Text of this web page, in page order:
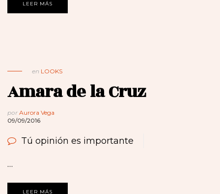
LEER MÁS
en LOOKS
Amara de la Cruz
por Aurora Vega
09/09/2016
Tú opinión es importante
…
LEER MÁS